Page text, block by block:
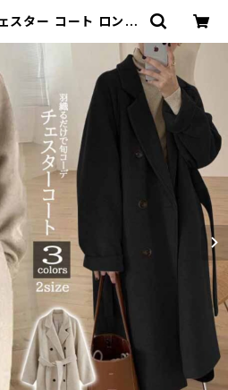
スター コート ロング
| Kinshuu